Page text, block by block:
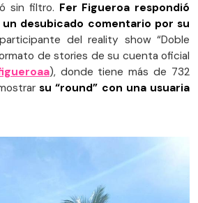
sin filtro. Fer Figueroa respondió
desubicado comentario por su
del reality show “Doble
de stories de su cuenta oficial
), donde tiene más de 732
su “round” con una usuaria